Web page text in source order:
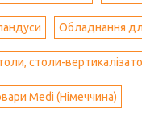
Обладнання
столи-
Medi (Німеччина)